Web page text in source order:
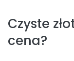
Czyste
cena?